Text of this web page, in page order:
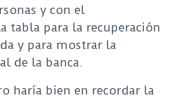
y con el
tabla para la recuperación
y para mostrar la
de la banca.
haría bien en recordar la